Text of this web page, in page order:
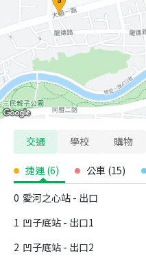
交通 學校 購物
捷運 (6) 公車 (15)
0 愛河之心站 - 出口
1 凹子底站 - 出口1
2 凹子底站 - 出口2